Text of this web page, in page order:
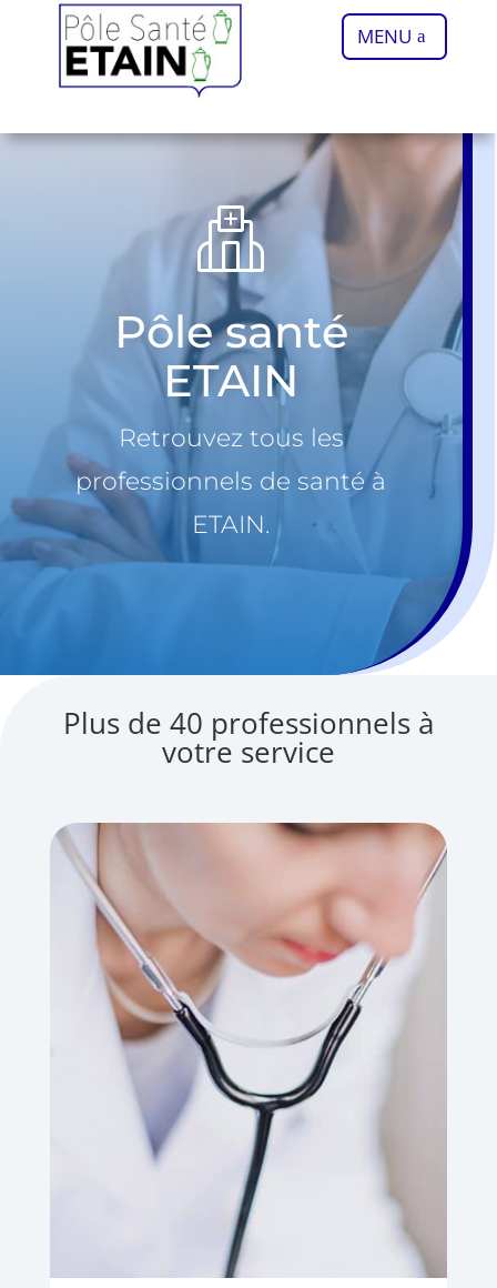
MENU
Pôle santé
ETAIN
Retrouvez tous les
professionnels de santé à
ETAIN.
Plus de 40 professionnels à
votre service